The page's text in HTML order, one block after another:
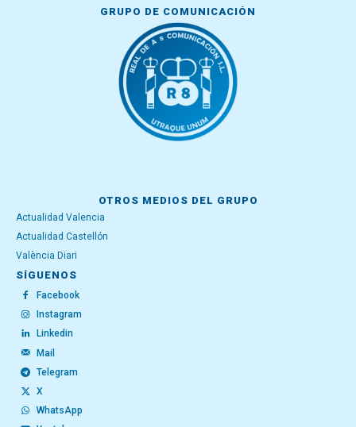
GRUPO DE COMUNICACIÓN
OTROS MEDIOS DEL GRUPO
Actualidad Valencia
Actualidad Castellón
València Diari
SÍGUENOS
Facebook
Instagram
Linkedin
Mail
Telegram
X
WhatsApp